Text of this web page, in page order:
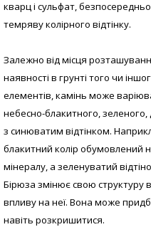
кварц і сульфат,
темряву колірного відтінку.
Залежно від місця
наявності в грунті того чи
елементів, камінь може
небесно-блакитного,
з синюватим відтінком.
блакитний колір обумовлений
мінералу, а зеленуватий
Бірюза змінює свою структуру
впливу на неї. Вона може
навіть розкришитися.